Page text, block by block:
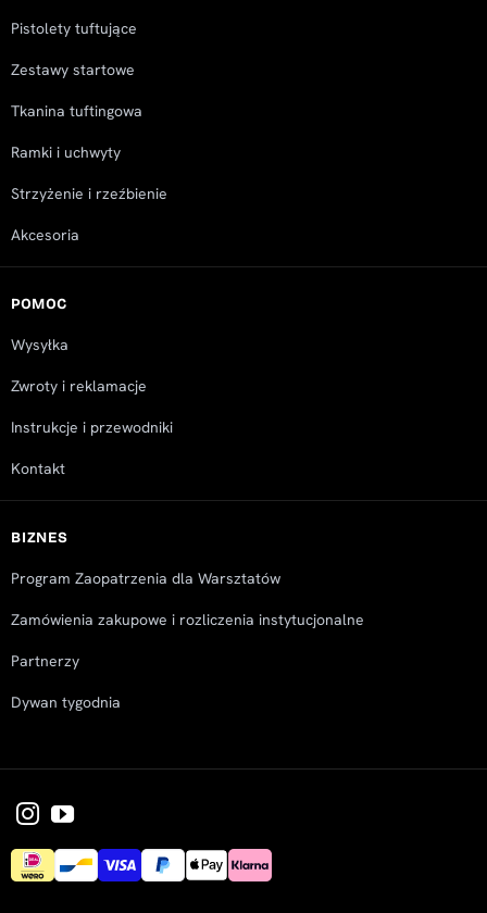
Pistolety tuftujące
Zestawy startowe
Tkanina tuftingowa
Ramki i uchwyty
Strzyżenie i rzeźbienie
Akcesoria
POMOC
Wysyłka
Zwroty i reklamacje
Instrukcje i przewodniki
Kontakt
BIZNES
Program Zaopatrzenia dla Warsztatów
Zamówienia zakupowe i rozliczenia instytucjonalne
Partnerzy
Dywan tygodnia